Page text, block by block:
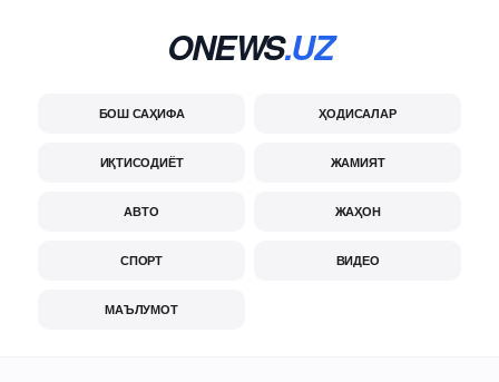
ONEWS.UZ
БОШ САҲИФА ҲОДИСАЛАР
ИҚТИСОДИЁТ ЖАМИЯТ
АВТО ЖАҲОН
СПОРТ ВИДЕО
МАЪЛУМОТ